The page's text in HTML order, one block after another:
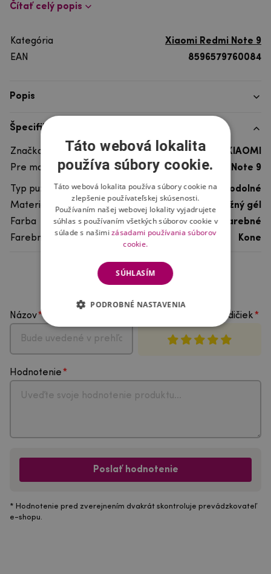
Čítať celý popis
Kategória
Xiaomi Redmi Note 9
EAN
8596579760084
Popis
Špecifikácia
Značka telefónu
XIAOMI
Pre model telefónu
Xiaomi Redmi Note 9
Typ puzdra
Gélové, Ultra odolné
Materiál
pružný gél
Farba
viacfarebné
Farebný motív
Kone
Hodnotenie produktu
Názov Vyberte počet hviezdičiek
Hodnotenie
Poslať hodnotenie
* Hodnotenie pred zverejnením dvakrát skontroluje prevádzkovateľ
e-shopu.
Táto webová lokalita
používa súbory cookie.
Táto webová lokalita používa súbory cookie na
zlepšenie používateľskej skúsenosti.
Používaním našej webovej lokality vyjadrujete
súhlas s používaním všetkých súborov cookie v
súlade s našimizásadami používania súborov
cookie.
SÚHLASÍM
PODROBNÉ NASTAVENIA